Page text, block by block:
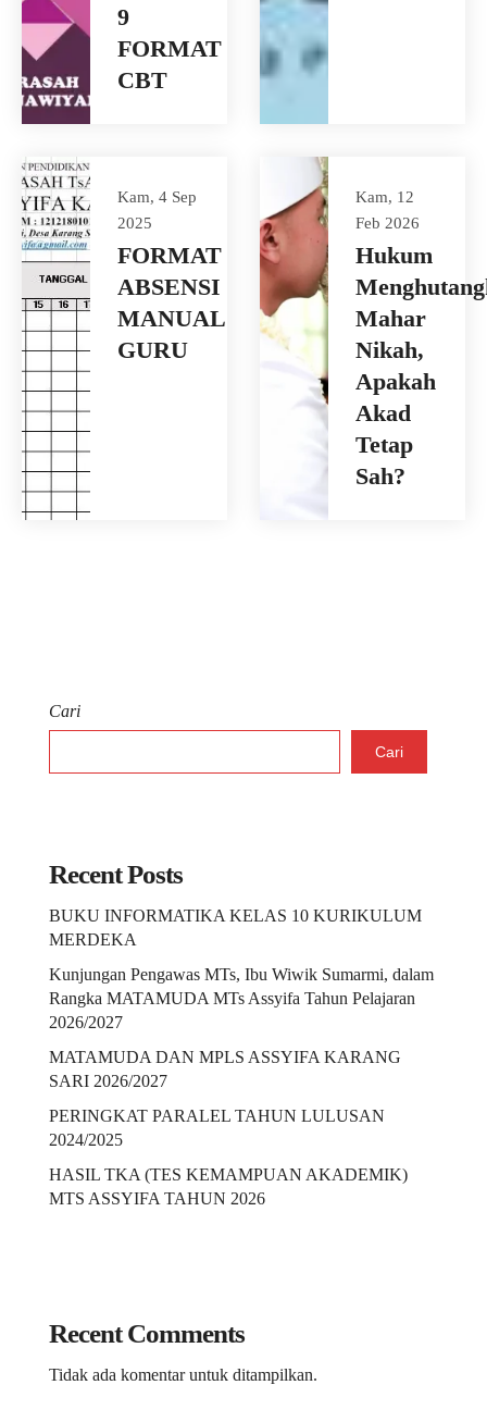
9
FORMAT
CBT
Kam, 4 Sep
2025
FORMAT
ABSENSI
MANUAL
GURU
Kam, 12
Feb 2026
Hukum
Mahar
Nikah,
Apakah
Akad
Tetap
Sah?
Cari
Cari
Recent Posts
BUKU INFORMATIKA KELAS 10 KURIKULUM
MERDEKA
Kunjungan Pengawas MTs, Ibu Wiwik Sumarmi, dalam
Rangka MATAMUDA MTs Assyifa Tahun Pelajaran
2026/2027
MATAMUDA DAN MPLS ASSYIFA KARANG
SARI 2026/2027
PERINGKAT PARALEL TAHUN LULUSAN
2024/2025
HASIL TKA (TES KEMAMPUAN AKADEMIK)
MTS ASSYIFA TAHUN 2026
Recent Comments
Tidak ada komentar untuk ditampilkan.